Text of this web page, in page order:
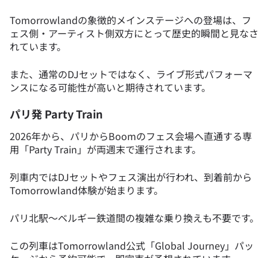
Tomorrowlandの象徴的メインステージへの登場は、フ
ェス側・アーティスト側双方にとって歴史的瞬間と見なさ
れています。
また、通常のDJセットではなく、ライブ形式パフォーマ
ンスになる可能性が高いと期待されています。
パリ発 Party Train
2026年から、パリからBoomのフェス会場へ直通する専
用「Party Train」が両週末で運行されます。
列車内ではDJセットやフェス演出が行われ、到着前から
Tomorrowland体験が始まります。
パリ北駅〜ベルギー鉄道間の複雑な乗り換えも不要です。
この列車はTomorrowland公式「Global Journey」パッ